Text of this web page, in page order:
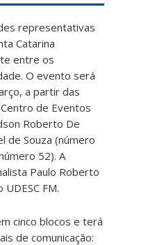
representativas
Catarina
entre os
O evento será
a partir das
de Eventos
Roberto De
de Souza (número
52). A
Paulo Roberto
FM.
cinco blocos e terá
de comunicação: